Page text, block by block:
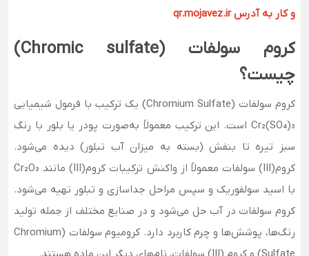
و کار به آدرس qr.mojavez.ir
کروم سولفات (Chromic sulfate
)
چیست؟
کروم سولفات (Chromium Sulfate) یک ترکیب با فرمول شیمیایی
Cr₂(SO₄)₃
است. این ترکیب معمولاً به‌صورت پودر یا بلور با رنگ
سبز تیره تا بنفش (بسته به میزان آب تبلور) دیده می‌شود.
کروم(III) سولفات معمولاً از واکنش ترکیبات کروم(III) مانند Cr₂O₃
با اسید سولفوریک و سپس مراحل جداسازی و تبلور تهیه می‌شود.
کروم سولفات در آب حل می‌شود و در صنایع مختلف از جمله تولید
رنگ‌ها، پوشش‌ها و چرم کاربرد دارد. کرومیوم سولفات (Chromium